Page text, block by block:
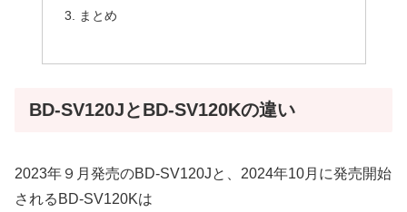
まとめ
BD-SV120JとBD-SV120Kの違い
2023年９月発売のBD-SV120Jと、2024年10月に発売開始
されるBD-SV120Kは